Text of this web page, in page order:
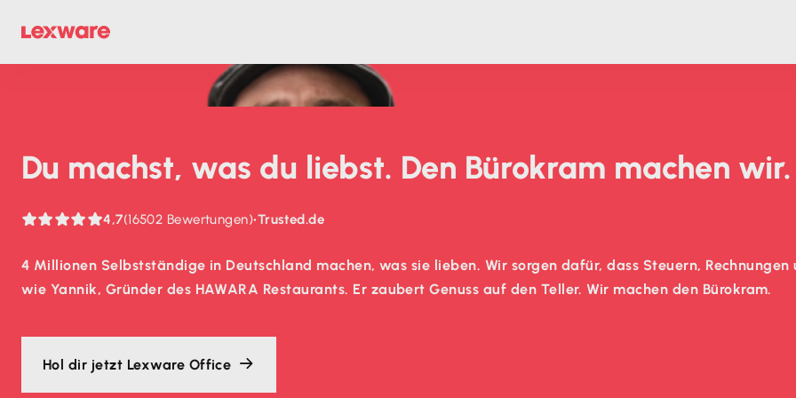
Du machst, was du liebst. Den Bürokram machen wir.
4,7(16502 Bewertungen)•Trusted.de
4 Millionen Selbstständige in Deutschland machen, was sie lieben. Wir sorgen dafür, dass Steuern,
wie Yannik, Gründer des HAWARA Restaurants. Er zaubert Genuss auf den Teller. Wir machen den Bürokram.
Hol dir jetzt Lexware Office